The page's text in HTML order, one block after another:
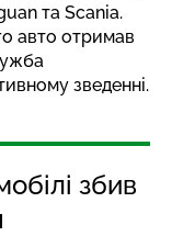
та Scania.
авто отримав
зведенні.
збив